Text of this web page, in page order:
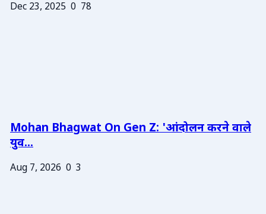
Dec 23, 2025 0 78
Mohan Bhagwat On Gen Z: 'आंदोलन करने वाले
युव...
Aug 7, 2026 0 3